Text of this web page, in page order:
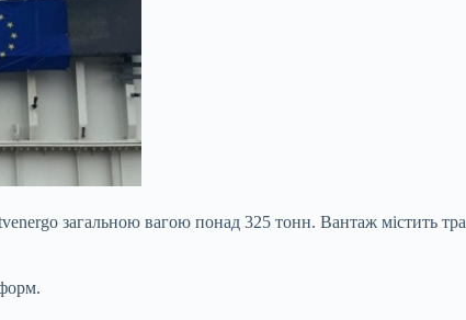
загальною вагою понад 325 тонн. Вантаж містить